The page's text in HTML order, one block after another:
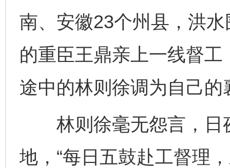
南、安徽23个州县，洪
的重臣王鼎亲上一线督
途中的林则徐调为自己
林则徐毫无怨言，日
地，“每日五鼓赴工督理